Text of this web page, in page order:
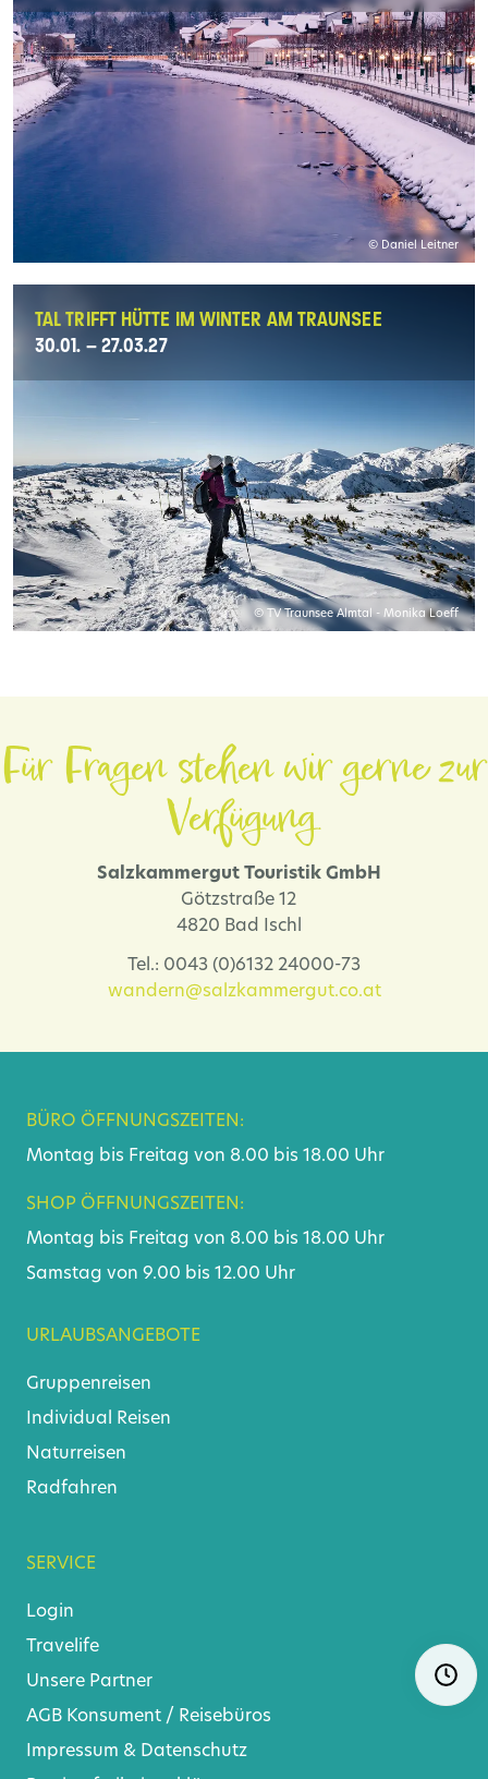
© Daniel Leitner
TAL TRIFFT HÜTTE IM WINTER AM TRAUNSEE
30.01. – 27.03.27
© TV Traunsee Almtal - Monika Loeff
Für Fragen stehen wir gerne zur
Verfügung.
Salzkammergut Touristik GmbH
Götzstraße 12
4820 Bad Ischl
Tel.: 0043 (0)6132 24000-73
wandern@salzkammergut.co.at
BÜRO ÖFFNUNGSZEITEN:
Montag bis Freitag von 8.00 bis 18.00 Uhr
SHOP ÖFFNUNGSZEITEN:
Montag bis Freitag von 8.00 bis 18.00 Uhr
Samstag von 9.00 bis 12.00 Uhr
URLAUBSANGEBOTE
Gruppenreisen
Individual Reisen
Naturreisen
Radfahren
SERVICE
Login
Travelife
Unsere Partner
AGB Konsument / Reisebüros
Impressum & Datenschutz
Skip